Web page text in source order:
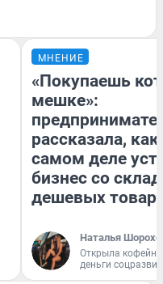
МНЕНИЕ
«Покупаешь
мешке»:
рассказала, как
самом деле
бизнес со
дешевых
Наталья
Открыла
деньги